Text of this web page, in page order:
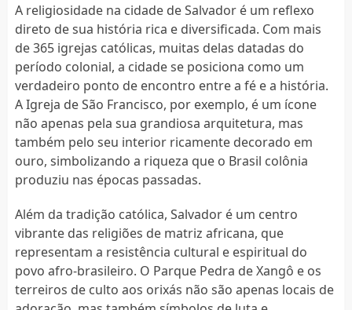
A religiosidade na cidade de Salvador é um reflexo
direto de sua história rica e diversificada. Com mais
de 365 igrejas católicas, muitas delas datadas do
período colonial, a cidade se posiciona como um
verdadeiro ponto de encontro entre a fé e a história.
A Igreja de São Francisco, por exemplo, é um ícone
não apenas pela sua grandiosa arquitetura, mas
também pelo seu interior ricamente decorado em
ouro, simbolizando a riqueza que o Brasil colônia
produziu nas épocas passadas.
Além da tradição católica, Salvador é um centro
vibrante das religiões de matriz africana, que
representam a resistência cultural e espiritual do
povo afro-brasileiro. O Parque Pedra de Xangô e os
terreiros de culto aos orixás não são apenas locais de